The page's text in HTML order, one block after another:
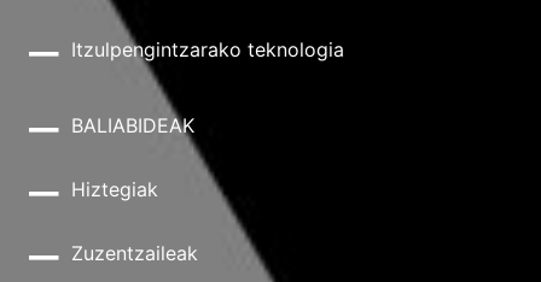
Itzulpengintzarako teknologia
BALIABIDEAK
Hiztegiak
Zuzentzaileak